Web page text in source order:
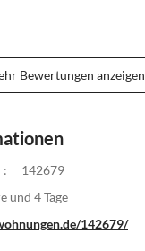
Bewertungen anzeigen
:
142679
und 4 Tage
142679/